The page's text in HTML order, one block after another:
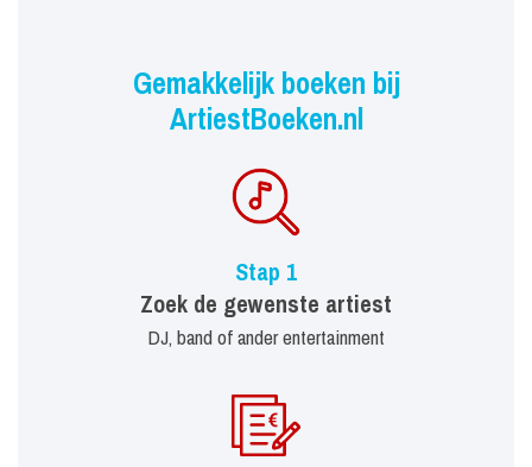
Gemakkelijk boeken bij
ArtiestBoeken.nl
Stap 1
Zoek de gewenste artiest
DJ, band of ander entertainment